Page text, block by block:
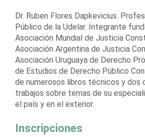
Dr. Ruben Flores Dapkevicius.
Público de la Udelar. Integrante
Asociación Mundial de Justicia
Asociación Argentina de Justicia
Asociación Uruguaya de Derecho
de Estudios de Derecho Público
de numerosos libros técnicos y dos
trabajos sobre temas de su
el país y en el exterior.
Inscripciones